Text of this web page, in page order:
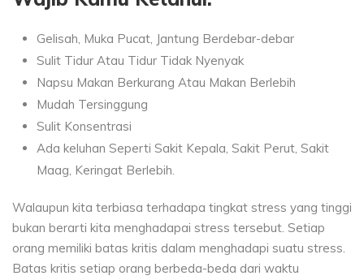
Gelisah, Muka Pucat, Jantung Berdebar-debar
Sulit Tidur Atau Tidur Tidak Nyenyak
Napsu Makan Berkurang Atau Makan Berlebih
Mudah Tersinggung
Sulit Konsentrasi
Ada keluhan Seperti Sakit Kepala, Sakit Perut, Sakit
Maag, Keringat Berlebih.
Walaupun kita terbiasa terhadapa tingkat stress yang tinggi
bukan berarti kita menghadapai stress tersebut. Setiap
orang memiliki batas kritis dalam menghadapi suatu stress.
Batas kritis setiap orang berbeda-beda dari waktu